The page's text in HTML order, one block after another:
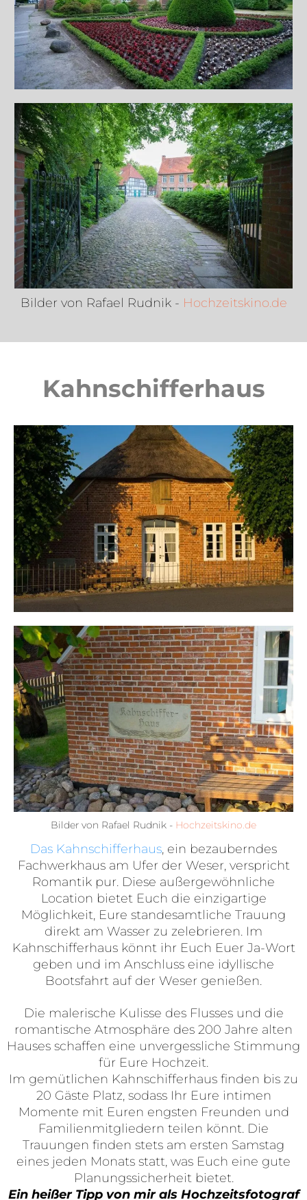
Bilder von Rafael Rudnik - Hochzeitskino.de
Kahnschifferhaus​
Bilder von Rafael Rudnik - Hochzeitskino.de
Das Kahnschifferhaus, ein bezauberndes
Fachwerkhaus am Ufer der Weser, verspricht
Romantik pur. Diese außergewöhnliche
Location bietet Euch die einzigartige
Möglichkeit, Eure standesamtliche Trauung
direkt am Wasser zu zelebrieren. Im
Kahnschifferhaus könnt ihr Euch Euer Ja-Wort
geben und im Anschluss eine idyllische
Bootsfahrt auf der Weser genießen.
Die malerische Kulisse des Flusses und die
romantische Atmosphäre des 200 Jahre alten
Hauses schaffen eine unvergessliche Stimmung
für Eure Hochzeit.
Im gemütlichen Kahnschifferhaus finden bis zu
20 Gäste Platz, sodass Ihr Eure intimen
Momente mit Euren engsten Freunden und
Familienmitgliedern teilen könnt. Die
Trauungen finden stets am ersten Samstag
eines jeden Monats statt, was Euch eine gute
Planungssicherheit bietet.
Ein heißer Tipp von mir als Hochzeitsfotograf